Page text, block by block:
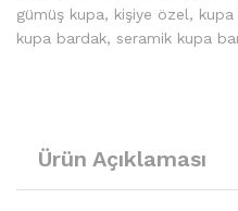
gümüş kupa, kişiye özel,
kupa bardak, seramik kupa
Ürün Açıklaması